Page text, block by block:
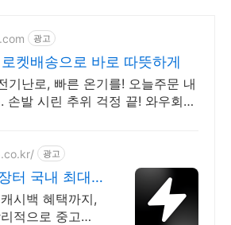
광고
켓배송으로 바로 따뜻하게
기난로, 빠른 온기를! 오늘주문 내
손발 시린 추위 걱정 끝! 와우회원
광고
터 국내 최대
시백 혜택까지,
적으로 중고거